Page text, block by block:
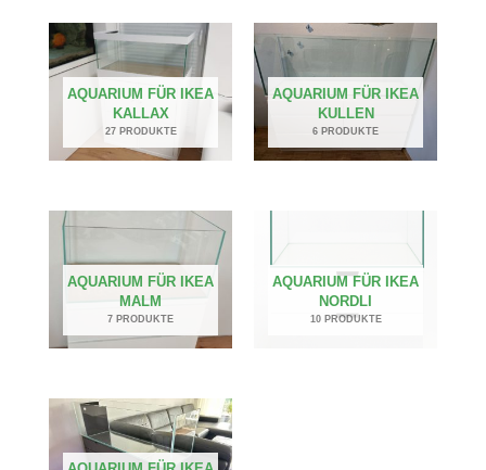
AQUARIUM FÜR IKEA
KALLAX
27 PRODUKTE
AQUARIUM FÜR IKEA
KULLEN
6 PRODUKTE
AQUARIUM FÜR IKEA
MALM
7 PRODUKTE
AQUARIUM FÜR IKEA
NORDLI
10 PRODUKTE